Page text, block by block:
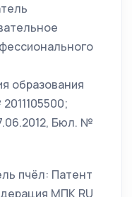
образования
Бюл. №
пчёл: Патент
МПК RU